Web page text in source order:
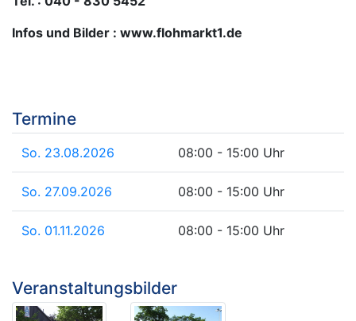
Infos und Bilder : www.flohmarkt1.de
Termine
So. 23.08.2026 08:00 - 15:00 Uhr
So. 27.09.2026 08:00 - 15:00 Uhr
So. 01.11.2026 08:00 - 15:00 Uhr
Veranstaltungsbilder